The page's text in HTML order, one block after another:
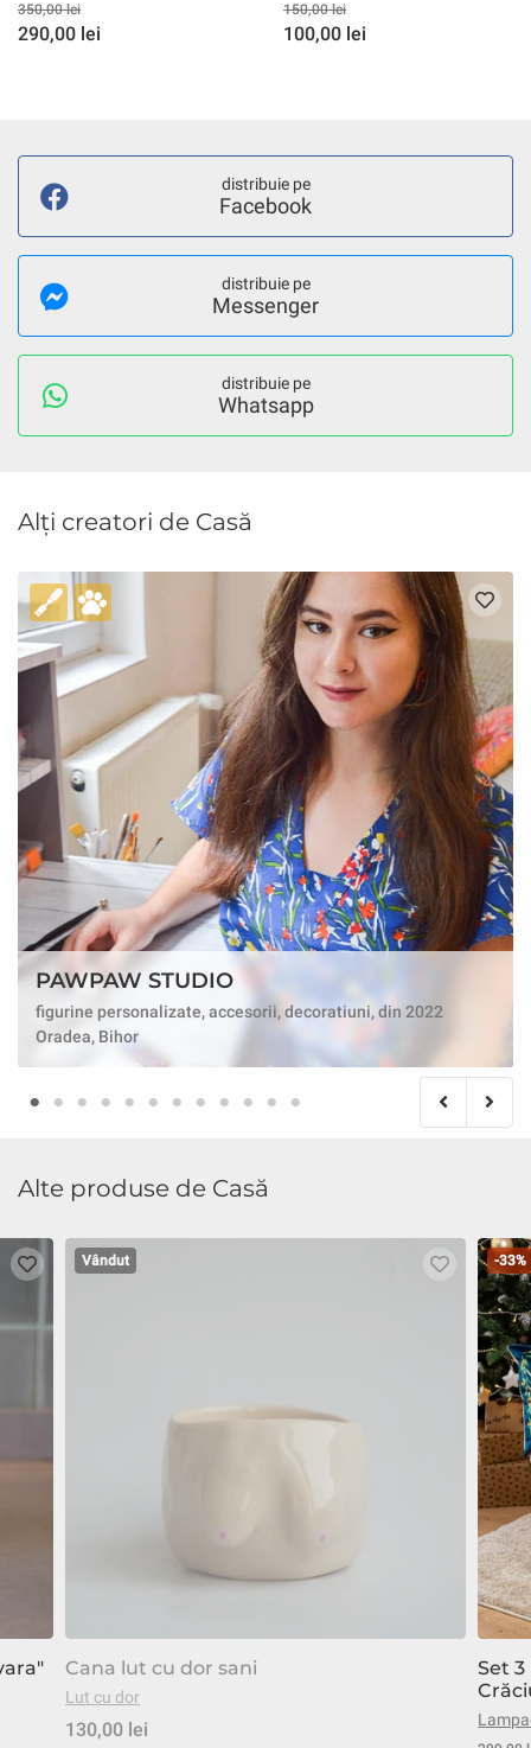
350,00 lei
290,00 lei
150,00 lei
100,00 lei
distribuie pe
Facebook
distribuie pe
Messenger
distribuie pe
Whatsapp
Alți creatori de Casă
PAWPAW STUDIO
figurine personalizate, accesorii, decoratiuni, din 2022
Oradea, Bihor
Alte produse de Casă
Vândut
Cana lut cu dor sani
Lut cu dor
130,00 lei
-33%
Set